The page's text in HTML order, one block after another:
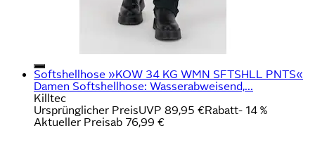
Softshellhose »KOW 34 KG WMN SFTSHLL PNTS«
Damen Softshellhose: Wasserabweisend,...
Killtec
Ursprünglicher PreisUVP 89,95 €Rabatt- 14 %
Aktueller Preisab 76,99 €